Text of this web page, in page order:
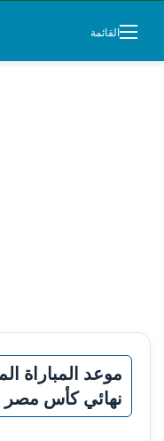
القائمة
موعد المباراة
نهائي كأس مصر